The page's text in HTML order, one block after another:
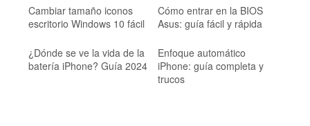
Cambiar tamaño iconos
escritorio Windows 10 fácil
Cómo entrar en la BIOS
Asus: guía fácil y rápida
¿Dónde se ve la vida de la
batería iPhone? Guía 2024
Enfoque automático
iPhone: guía completa y
trucos